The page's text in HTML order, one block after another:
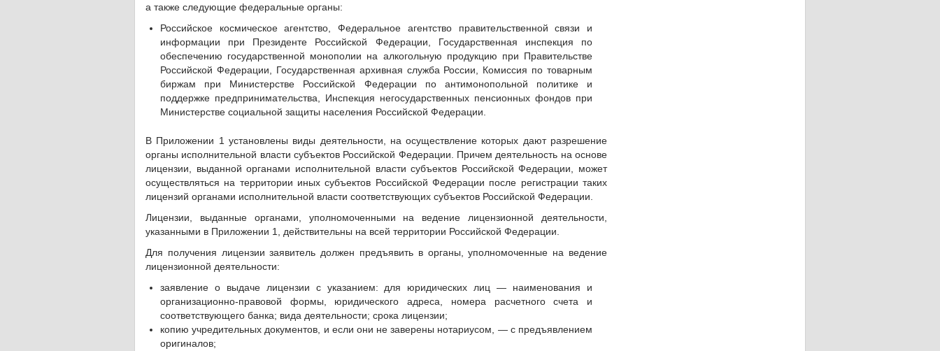
а также следующие федеральные органы:
Российское космическое агентство, Федеральное агентство правительственной связи и
информации при Президенте Российской Федерации, Государственная инспекция по
обеспечению государственной монополии на алкогольную продукцию при Правительстве
Российской Федерации, Государственная архивная служба России, Комиссия по товарным
биржам при Министерстве Российской Федерации по антимонопольной политике и
поддержке предпринимательства, Инспекция негосударственных пенсионных фондов при
Министерстве социальной защиты населения Российской Федерации.
В Приложении 1 установлены виды деятельности, на осуществление которых дают разрешение
органы исполнительной власти субъектов Российской Федерации. Причем деятельность на основе
лицензии, выданной органами исполнительной власти субъектов Российской Федерации, может
осуществляться на территории иных субъектов Российской Федерации после регистрации таких
лицензий органами исполнительной власти соответствующих субъектов Российской Федерации.
Лицензии, выданные органами, уполномоченными на ведение лицензионной деятельности,
указанными в Приложении 1, действительны на всей территории Российской Федерации.
Для получения лицензии заявитель должен предъявить в органы, уполномоченные на ведение
лицензионной деятельности:
заявление о выдаче лицензии с указанием: для юридических лиц — наименования и
организационно-правовой формы, юридического адреса, номера расчетного счета и
соответствующего банка; вида деятельности; срока лицензии;
копию учредительных документов, и если они не заверены нотариусом, — с предъявлением
оригиналов;